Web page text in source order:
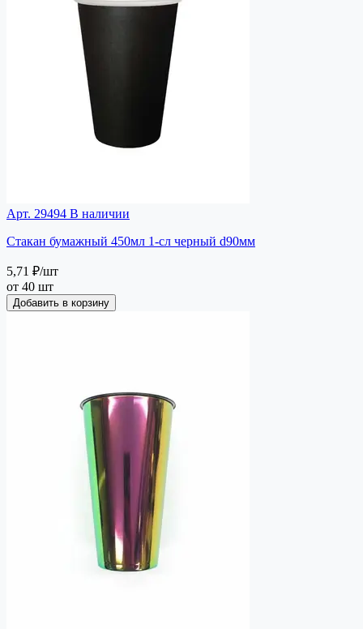
Арт. 29494 В наличии
Стакан бумажный 450мл 1-сл черный d90мм
5,71 ₽/шт
от 40 шт
Добавить в корзину